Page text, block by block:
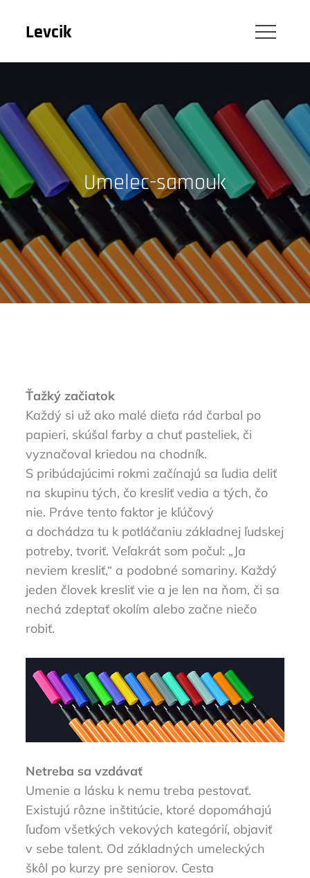
Levcik
Umelec-samouk
Ťažký začiatok
Každý si už ako malé dieťa rád čarbal po
papieri, skúšal farby a chuť pasteliek, či
vyznačoval kriedou na chodník.
S pribúdajúcimi rokmi začínajú sa ľudia deliť
na skupinu tých, čo kresliť vedia a tých, čo
nie. Práve tento faktor je kľúčový
a dochádza tu k potláčaniu základnej ľudskej
potreby, tvoriť. Veľakrát som počul: „Ja
neviem kresliť,“ a podobné somariny. Každý
jeden človek kresliť vie a je len na ňom, či sa
nechá zdeptať okolím alebo začne niečo
robiť.
Netreba sa vzdávať
Umenie a lásku k nemu treba pestovať.
Existujú rôzne inštitúcie, ktoré dopomáhajú
ľuďom všetkých vekových kategórií, objaviť
v sebe talent. Od základných umeleckých
škôl po kurzy pre seniorov. Cesta